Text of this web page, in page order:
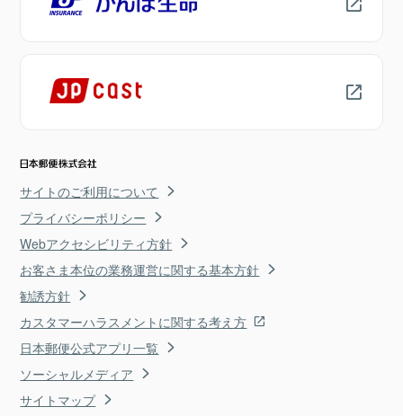
サイトのご利用について
プライバシーポリシー
Webアクセシビリティ方針
お客さま本位の業務運営に関する基本方針
勧誘方針
カスタマーハラスメントに関する考え方
日本郵便公式アプリ一覧
ソーシャルメディア
サイトマップ